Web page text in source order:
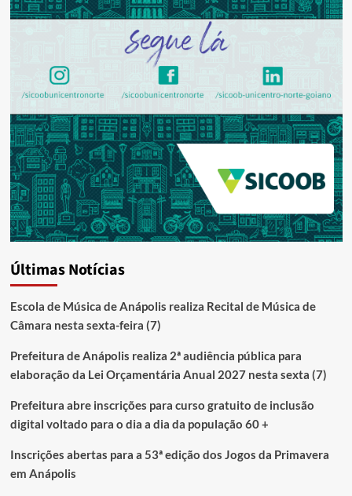
Últimas Notícias
Escola de Música de Anápolis realiza Recital de Música de
Câmara nesta sexta-feira (7)
Prefeitura de Anápolis realiza 2ª audiência pública para
elaboração da Lei Orçamentária Anual 2027 nesta sexta (7)
Prefeitura abre inscrições para curso gratuito de inclusão
digital voltado para o dia a dia da população 60 +
Inscrições abertas para a 53ª edição dos Jogos da Primavera
em Anápolis